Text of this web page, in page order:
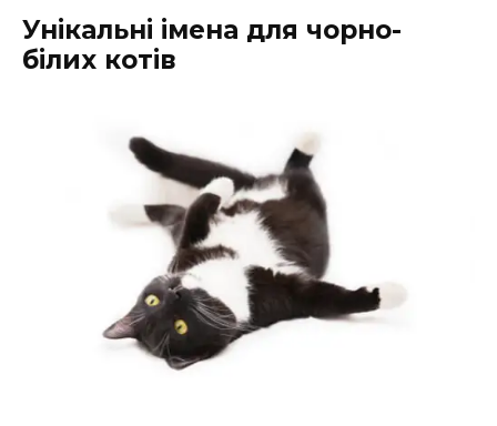
Унікальні імена для чорно-
білих котів